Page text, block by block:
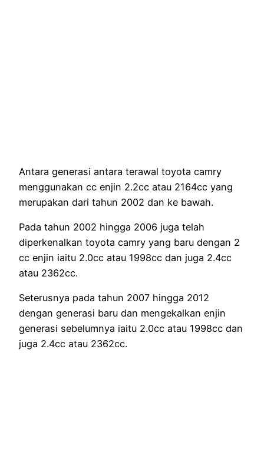
Antara generasi antara terawal toyota camry
menggunakan cc enjin 2.2cc atau 2164cc yang
merupakan dari tahun 2002 dan ke bawah.
Pada tahun 2002 hingga 2006 juga telah
diperkenalkan toyota camry yang baru dengan 2
cc enjin iaitu 2.0cc atau 1998cc dan juga 2.4cc
atau 2362cc.
Seterusnya pada tahun 2007 hingga 2012
dengan generasi baru dan mengekalkan enjin
generasi sebelumnya iaitu 2.0cc atau 1998cc dan
juga 2.4cc atau 2362cc.